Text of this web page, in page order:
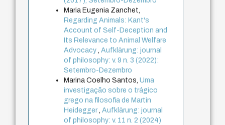
Maria Eugenia Zanchet,
Regarding Animals: Kant's
Account of Self-Deception and
Its Relevance to Animal Welfare
Advocacy,Aufklärung: journal
of philosophy: v. 9 n. 3 (2022):
Setembro-Dezembro
Marina Coelho Santos,Uma
investigação sobre o trágico
grego na filosofia de Martin
Heidegger,Aufklärung: journal
of philosophy: v. 11 n. 2 (2024)